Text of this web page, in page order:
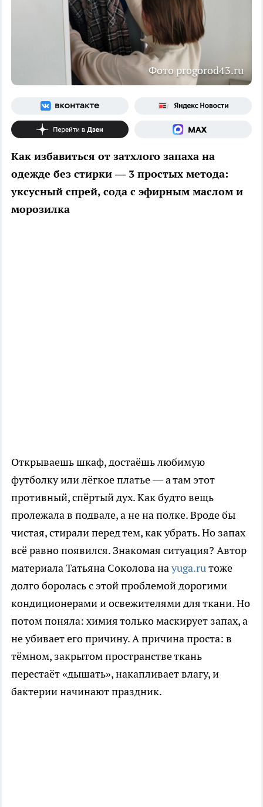
Фото progorod43.ru
Как избавиться от затхлого запаха на
одежде без стирки — 3 простых метода:
уксусный спрей, сода с эфирным маслом и
морозилка
Открываешь шкаф, достаёшь любимую
футболку или лёгкое платье — а там этот
противный, спёртый дух. Как будто вещь
пролежала в подвале, а не на полке. Вроде бы
чистая, стирали перед тем, как убрать. Но запах
всё равно появился. Знакомая ситуация? Автор
материала Татьяна Соколова наyuga.ruтоже
долго боролась с этой проблемой дорогими
кондиционерами и освежителями для ткани. Но
потом поняла: химия только маскирует запах, а
не убивает его причину. А причина проста: в
тёмном, закрытом пространстве ткань
перестаёт «дышать», накапливает влагу, и
бактерии начинают праздник.